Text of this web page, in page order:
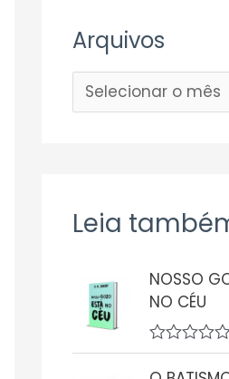
Arquivos
Leia
NOSSO
NO CÉU
A
v